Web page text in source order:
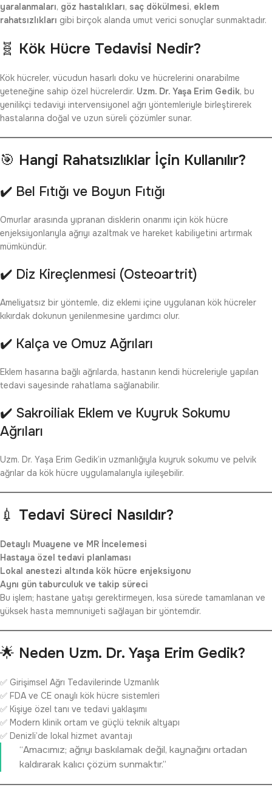
yaralanmaları, göz hastalıkları, saç dökülmesi, eklem
rahatsızlıkları gibi birçok alanda umut verici sonuçlar sunmaktadır.
🧬 Kök Hücre Tedavisi Nedir?
Kök hücreler, vücudun hasarlı doku ve hücrelerini onarabilme
yeteneğine sahip özel hücrelerdir. Uzm. Dr. Yaşa Erim Gedik, bu
yenilikçi tedaviyi intervensiyonel ağrı yöntemleriyle birleştirerek
hastalarına doğal ve uzun süreli çözümler sunar.
🎯 Hangi Rahatsızlıklar İçin Kullanılır?
✔️ Bel Fıtığı ve Boyun Fıtığı
Omurlar arasında yıpranan disklerin onarımı için kök hücre
enjeksiyonlarıyla ağrıyı azaltmak ve hareket kabiliyetini artırmak
mümkündür.
✔️ Diz Kireçlenmesi (Osteoartrit)
Ameliyatsız bir yöntemle, diz eklemi içine uygulanan kök hücreler
kıkırdak dokunun yenilenmesine yardımcı olur.
✔️ Kalça ve Omuz Ağrıları
Eklem hasarına bağlı ağrılarda, hastanın kendi hücreleriyle yapılan
tedavi sayesinde rahatlama sağlanabilir.
✔️ Sakroiliak Eklem ve Kuyruk Sokumu
Ağrıları
Uzm. Dr. Yaşa Erim Gedik’in uzmanlığıyla kuyruk sokumu ve pelvik
ağrılar da kök hücre uygulamalarıyla iyileşebilir.
💉 Tedavi Süreci Nasıldır?
Detaylı Muayene ve MR İncelemesi
Hastaya özel tedavi planlaması
Lokal anestezi altında kök hücre enjeksiyonu
Aynı gün taburculuk ve takip süreci
Bu işlem; hastane yatışı gerektirmeyen, kısa sürede tamamlanan ve
yüksek hasta memnuniyeti sağlayan bir yöntemdir.
🌟 Neden Uzm. Dr. Yaşa Erim Gedik?
✅ Girişimsel Ağrı Tedavilerinde Uzmanlık
✅ FDA ve CE onaylı kök hücre sistemleri
✅ Kişiye özel tanı ve tedavi yaklaşımı
✅ Modern klinik ortam ve güçlü teknik altyapı
✅ Denizli’de lokal hizmet avantajı
“Amacımız; ağrıyı baskılamak değil, kaynağını ortadan
kaldırarak kalıcı çözüm sunmaktır.”